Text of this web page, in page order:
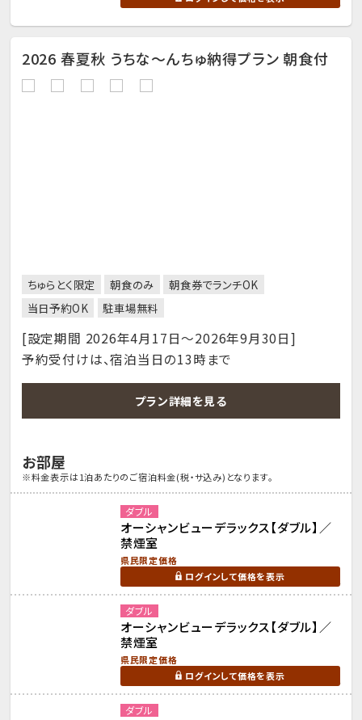
2026 春夏秋 うちな～んちゅ納得プラン 朝食付
ちゅらとく限定 朝食のみ
朝食券でランチOK
当日予約OK
駐車場無料
[設定期間 2026年4月17日～2026年9月30日]
予約受付けは、宿泊当日の13時まで
プラン詳細を見る
お部屋
※料金表示は1泊あたりのご宿泊料金(税・サ込み)となります。
ダブル
オーシャンビューデラックス【ダブル】／
禁煙室
県民限定価格
ログインして価格を表示
ダブル
オーシャンビューデラックス【ダブル】／
禁煙室
県民限定価格
ログインして価格を表示
ダブル